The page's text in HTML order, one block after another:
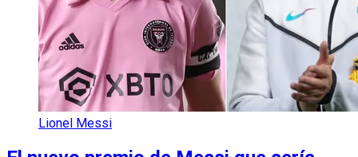
Lionel Messi